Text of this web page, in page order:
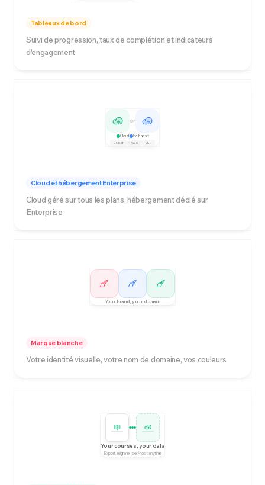
Tableaux de bord
Suivi de progression, taux de complétion et indicateurs
d'engagement
or
Cloud Self-host
Docker AWS GCP
Cloud et hébergement Enterprise
Cloud géré sur tous les plans, hébergement dédié sur
Enterprise
Your brand, your domain
Marque blanche
Votre identité visuelle, votre nom de domaine, vos couleurs
Your courses, your data
Export, migrate, self-host anytime